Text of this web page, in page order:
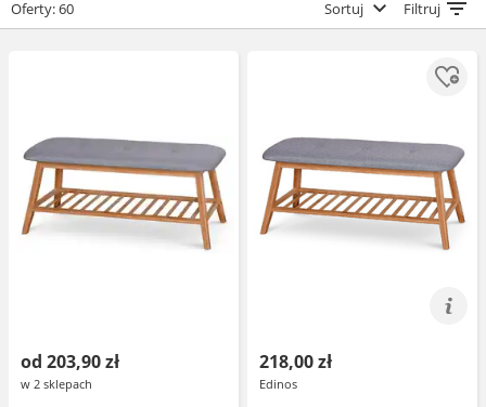
Oferty: 60 Sortuj Filtruj
od 203,90 zł
w 2 sklepach
218,00 zł
Edinos